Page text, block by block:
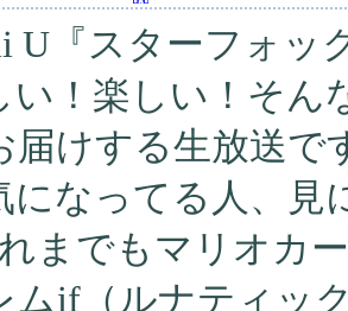
U『スターフォッ
い！楽しい！そん
届けする生放送
になってる人、見
までもマリオカ
ムif（ルナティッ